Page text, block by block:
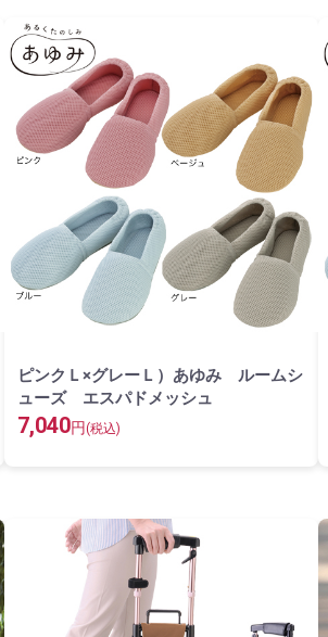
ピンクＬ×グレーＬ）あゆみ ルームシ
ューズ エスパドメッシュ
7,040円(税込)